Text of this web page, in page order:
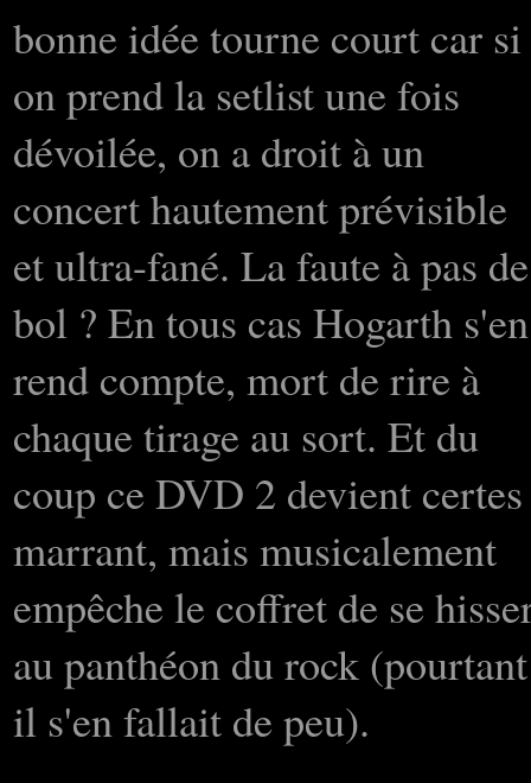
bonne idée tourne court car si
on prend la setlist une fois
dévoilée, on a droit à un
concert hautement prévisible
et ultra-fané. La faute à pas de
bol ? En tous cas Hogarth s'en
rend compte, mort de rire à
chaque tirage au sort. Et du
coup ce DVD 2 devient certes
marrant, mais musicalement
empêche le coffret de se
au panthéon du rock (pourtant
il s'en fallait de peu).